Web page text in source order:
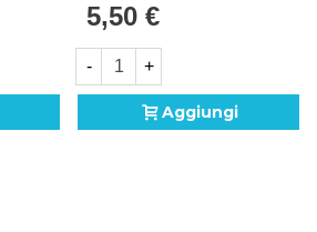
5,50 €
- +
Aggiungi